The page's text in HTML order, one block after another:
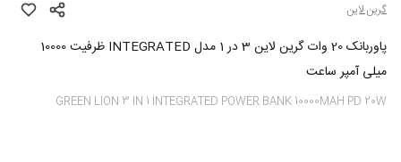
گرین لاین
پاوربانک 20 وات گرین لاین 3 در 1 مدل INTEGRATED ظرفیت 10000
میلی آمپر ساعت
GREEN LION 3 IN 1 INTEGRATED POWER BANK 10000MAH PD 20W